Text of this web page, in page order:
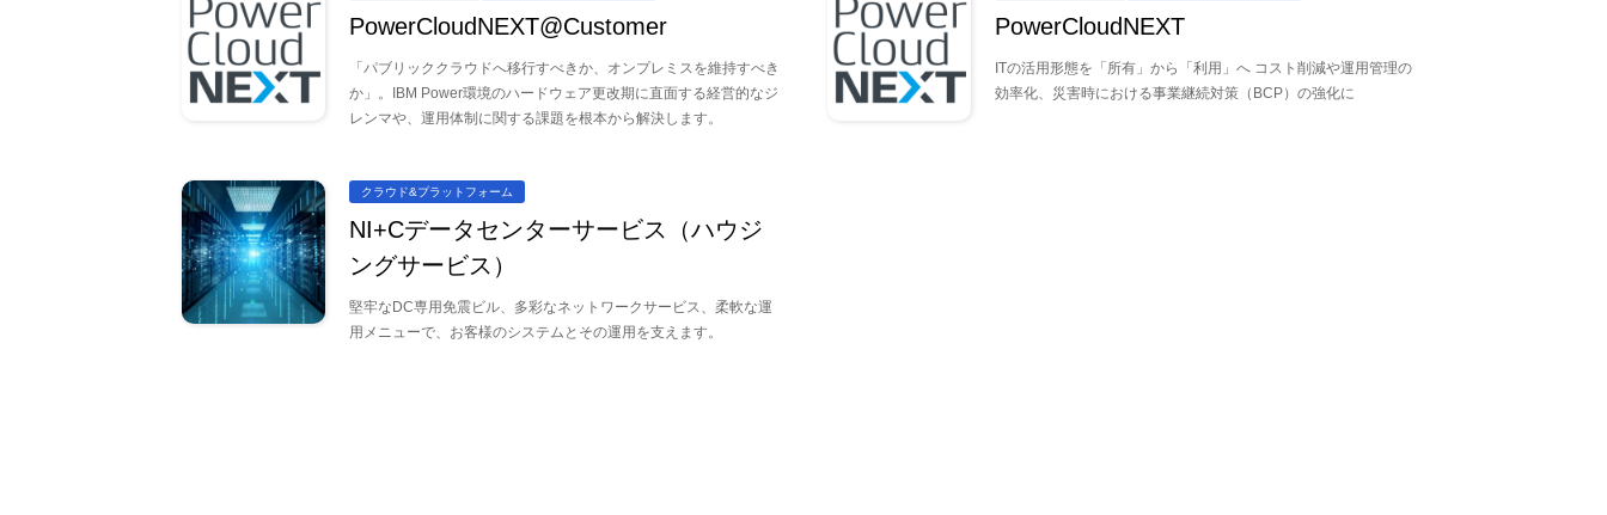
PowerCloudNEXT@Customer
「パブリッククラウドへ移行すべきか、オンプレミスを維持すべき
か」。IBM Power環境のハードウェア更改期に直面する経営的なジ
レンマや、運用体制に関する課題を根本から解決します。
PowerCloudNEXT
ITの活用形態を「所有」から「利用」へ コスト削減や運用管理の
効率化、災害時における事業継続対策（BCP）の強化に
クラウド&プラットフォーム
NI+Cデータセンターサービス（ハウジ
ングサービス）
堅牢なDC専用免震ビル、多彩なネットワークサービス、柔軟な運
用メニューで、お客様のシステムとその運用を支えます。